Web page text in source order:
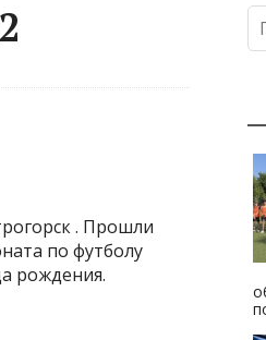
. Прошли
по футболу
рождения.